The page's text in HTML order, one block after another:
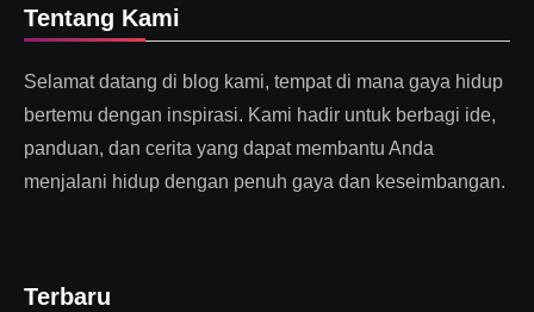
Tentang Kami
Selamat datang di blog kami, tempat di mana gaya hidup
bertemu dengan inspirasi. Kami hadir untuk berbagi ide,
panduan, dan cerita yang dapat membantu Anda
menjalani hidup dengan penuh gaya dan keseimbangan.
Terbaru